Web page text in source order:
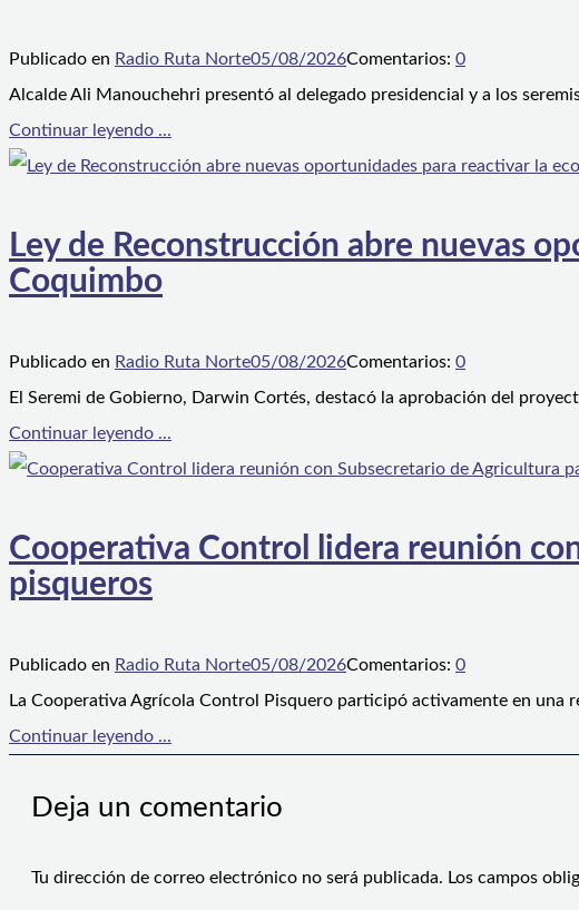
Publicado en Radio Ruta Norte05/08/2026Comentarios: 0
Alcalde Ali Manouchehri presentó al delegado presidencial y a los
Continuar leyendo ...
Ley de Reconstrucción abre nuevas
Coquimbo
Publicado en Radio Ruta Norte05/08/2026Comentarios: 0
El Seremi de Gobierno, Darwin Cortés, destacó la aprobación del
Continuar leyendo ...
Cooperativa Control lidera reunión
pisqueros
Publicado en Radio Ruta Norte05/08/2026Comentarios: 0
La Cooperativa Agrícola Control Pisquero participó activamente en una
Continuar leyendo ...
Deja un comentario
Tu dirección de correo electrónico no será publicada. Los campos